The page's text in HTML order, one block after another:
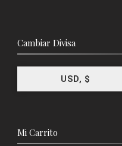
Cambiar Divisa
USD, $
Mi Carrito